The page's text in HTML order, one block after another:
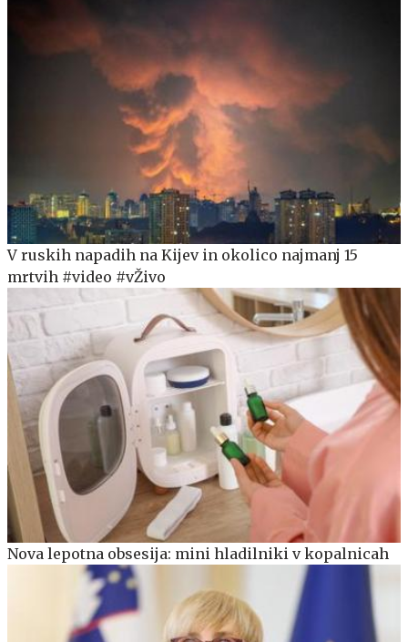
V ruskih napadih na Kijev in okolico najmanj 15
mrtvih #video #vŽivo
Nova lepotna obsesija: mini hladilniki v kopalnicah